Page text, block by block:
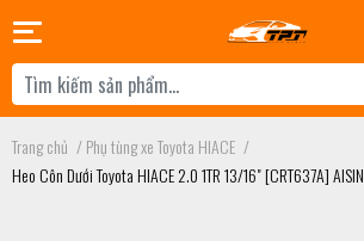
Trang chủ /Phụ tùng xe Toyota HIACE /
Heo Côn Dưới Toyota HIACE 2.0 1TR 13/16" [CRT637A]